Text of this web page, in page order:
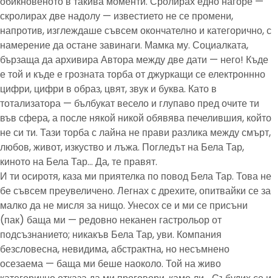
скролирах две надолу — известието не се промени,
напротив, изглеждаше съвсем окончателно и категорично, с
намерение да остане завинаги. Мамка му. Социалката,
бързаща да архивира Автора между две дати — него! Къде
е той и къде е грозната торба от джуркащи се електроннно
цифри, цифри в образ, цвят, звук и буква. Като в
тотализатора — бълбукат весело и глупаво пред очите ти
във сфера, а после някой никой обявява печелившия, който
не си ти. Тази торба с лайна не прави разлика между смърт,
любов, живот, изкуство и лъжа. Погледът на Бела Тар,
киното на Бела Тар… Да, те правят.
И ти осиротя, каза ми приятелка по повод Бела Тар. Това не
бе съвсем преувеличено. Легнах с дрехите, опитвайки се за
малко да не мисля за нищо. Унесох се и ми се присъни
(пак) баща ми — редовно неканен гастрольор от
подсъзнанието; никакъв Бела Тар, уви. Компания
безсловесна, невидима, абстрактна, но несъмнено
осезаема — баща ми беше наоколо. Той на живо